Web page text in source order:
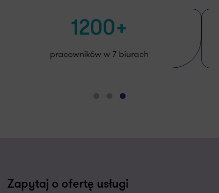
2500+
zadowolonych klientów rocznie
Zapytaj o ofertę usługi